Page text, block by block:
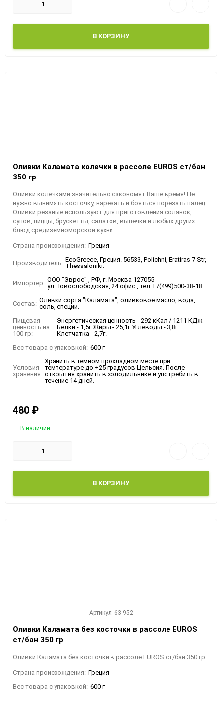
В КОРЗИНУ
Оливки Каламата колечки в рассоле EUROS ст/бан
350 гр
Оливки колечками значительно сэкономят Ваше время! Не
нужно вынимать косточку, нарезать и бояться порезать палец.
Оливки резаные используют для приготовления солянок,
супов, пиццы, брускетты, салатов, выпечки и любых других
блюд средиземноморской кухни
Страна происхождения: Греция
Производитель: EcoGreece, Греция. 56533, Polichni, Eratiras 7 Str,
Thessaloniki.
Импортёр: ООО "Эврос" , РФ, г. Москва 127055
ул.Новослободская, 24 офис , тел.+7(499)500-38-18
Состав: Оливки сорта "Каламата", оливковое масло, вода,
соль, специи.
Пищевая
ценность на
100 гр:
Энергетическая ценность - 292 кКал / 1211 КДж
Белки - 1,5г Жиры - 25,1г Углеводы - 3,8г
Клетчатка - 2,7г.
Вес товара с упаковкой: 600 г
Условия
хранения:
Хранить в темном прохладном месте при
температуре до +25 градусов Цельсия. После
открытия хранить в холодильнике и употребить в
течение 14 дней.
480 ₽
В наличии
В КОРЗИНУ
Артикул: 63 952
Оливки Каламата без косточки в рассоле EUROS
ст/бан 350 гр
Оливки Каламата без косточки в рассоле EUROS ст/бан 350 гр
Страна происхождения: Греция
Вес товара с упаковкой: 600 г